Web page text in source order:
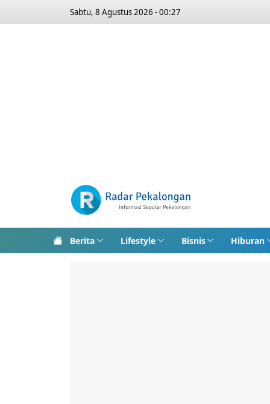
Sabtu, 8 Agustus 2026 - 00:27
Berita Lifestyle Bisnis Hiburan